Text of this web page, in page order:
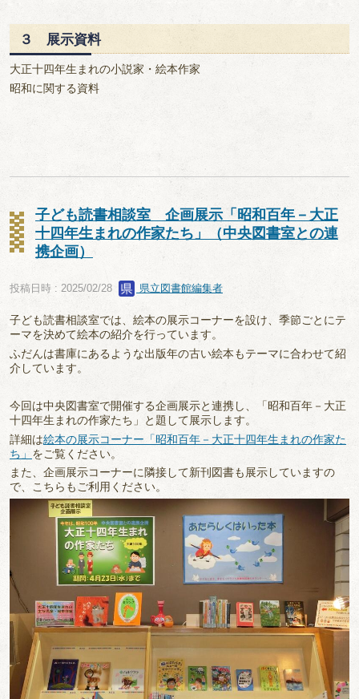
３ 展示資料
大正十四年生まれの小説家・絵本作家
昭和に関する資料
子ども読書相談室 企画展示「昭和百年－大正
十四年生まれの作家たち」（中央図書室との連
携企画）
投稿日時 : 2025/02/28 県立図書館編集者
子ども読書相談室では、絵本の展示コーナーを設け、季節ごとにテ
ーマを決めて絵本の紹介を行っています。
ふだんは書庫にあるような出版年の古い絵本もテーマに合わせて紹
介しています。
今回は中央図書室で開催する企画展示と連携し、「昭和百年－大正
十四年生まれの作家たち」と題して展示します。
詳細は絵本の展示コーナー「昭和百年－大正十四年生まれの作家た
ち」 をご覧ください。
また、企画展示コーナーに隣接して新刊図書も展示していますの
で、こちらもご利用ください。